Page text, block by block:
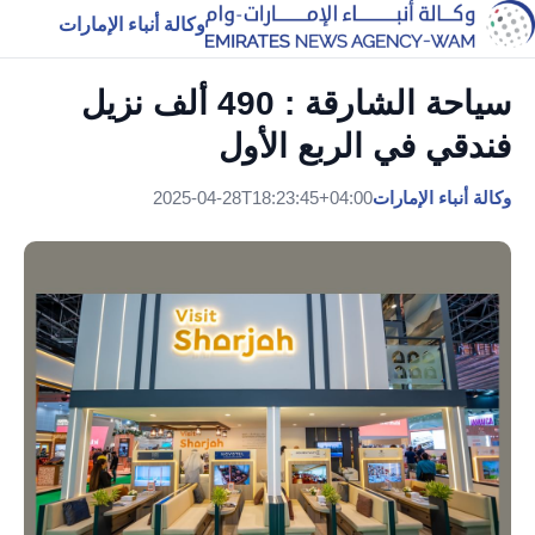
وكالة أنباء الإمارات
سياحة الشارقة : 490 ألف نزيل
فندقي في الربع الأول
وكالة أنباء الإمارات2025-04-28T18:23:45+04:00